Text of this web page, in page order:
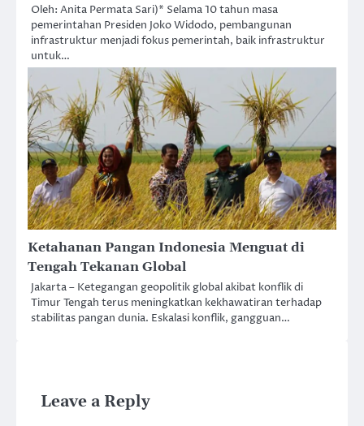
Oleh: Anita Permata Sari)* Selama 10 tahun masa
pemerintahan Presiden Joko Widodo, pembangunan
infrastruktur menjadi fokus pemerintah, baik infrastruktur
untuk…
Ketahanan Pangan Indonesia Menguat di
Tengah Tekanan Global
Jakarta – Ketegangan geopolitik global akibat konflik di
Timur Tengah terus meningkatkan kekhawatiran terhadap
stabilitas pangan dunia. Eskalasi konflik, gangguan…
Leave a Reply